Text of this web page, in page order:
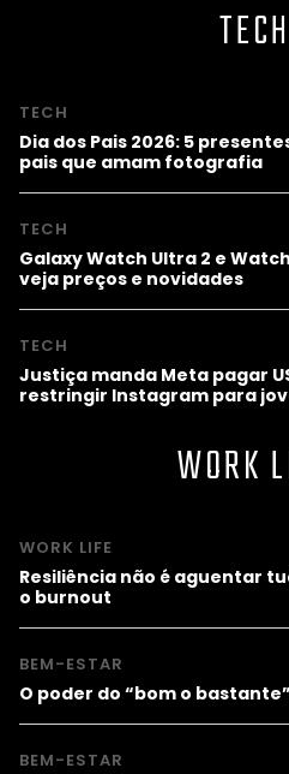
TECH
TECH
Dia dos Pais 2026: 5
pais que amam fotografia
TECH
Galaxy Watch Ultra 2 e
veja preços e novidades
TECH
Justiça manda Meta pagar
restringir Instagram para
WORK
WORK LIFE
Resiliência não é aguentar
o burnout
BEM-ESTAR
O poder do “bom o bastante”
BEM-ESTAR